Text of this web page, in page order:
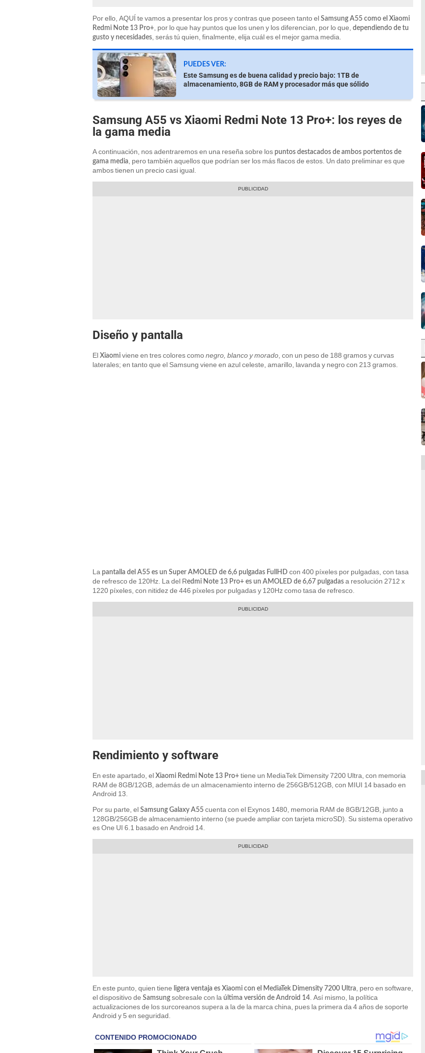
Por ello, AQUÍ te vamos a presentar los pros y contras que poseen tanto el Samsung A55 como el Xiaomi
Redmi Note 13 Pro+ , por lo que hay puntos que los unen y los diferencian, por lo que, dependiendo de tu
gusto y necesidades , serás tú quien, finalmente, elija cuál es el mejor gama media.
PUEDES VER:
Este Samsung es de buena calidad y precio bajo: 1TB de
almacenamiento, 8GB de RAM y procesador más que sólido
Samsung A55 vs Xiaomi Redmi Note 13 Pro+: los reyes de
la gama media
A continuación, nos adentraremos en una reseña sobre los puntos destacados de ambos portentos de
gama media, pero también aquellos que podrían ser los más flacos de estos. Un dato preliminar es que
ambos tienen un precio casi igual.
Diseño y pantalla
El Xiaomi viene en tres colores comonegro, blanco y morado, con un peso de 188 gramos y curvas
laterales; en tanto que el Samsung viene en azul celeste, amarillo, lavanda y negro con 213 gramos.
La pantalla del A55 es un Super AMOLED de 6,6 pulgadas FullHD con 400 píxeles por pulgadas, con tasa
de refresco de 120Hz. La del Redmi Note 13 Pro+ es un AMOLED de 6,67 pulgadas a resolución 2712 x
1220 píxeles, con nitidez de 446 píxeles por pulgadas y 120Hz como tasa de refresco.
Rendimiento y software
En este apartado, el Xiaomi Redmi Note 13 Pro+ tiene un MediaTek Dimensity 7200 Ultra, con memoria
RAM de 8GB/12GB, además de un almacenamiento interno de 256GB/512GB, con MIUI 14 basado en
Android 13.
Por su parte, el Samsung Galaxy A55 cuenta con el Exynos 1480, memoria RAM de 8GB/12GB, junto a
128GB/256GB de almacenamiento interno (se puede ampliar con tarjeta microSD). Su sistema operativo
es One UI 6.1 basado en Android 14.
En este punto, quien tiene ligera ventaja es Xiaomi con el MediaTek Dimensity 7200 Ultra , pero en software,
el dispositivo de Samsung sobresale con la última versión de Android 14 . Así mismo, la política
actualizaciones de los surcoreanos supera a la de la marca china, pues la primera da 4 años de soporte
Android y 5 en seguridad.